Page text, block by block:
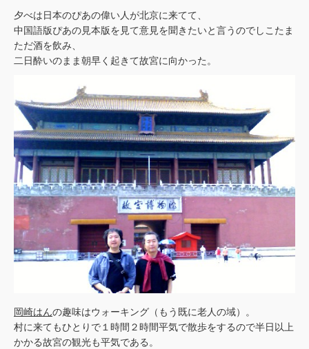
夕べは日本のぴあの偉い人が北京に来てて、
中国語版ぴあの見本版を見て意見を聞きたいと言うのでしこたま
ただ酒を飲み、
二日酔いのまま朝早く起きて故宮に向かった。
岡崎はんの趣味はウォーキング（もう既に老人の域）。
村に来てもひとりで１時間２時間平気で散歩をするので半日以上
かかる故宮の観光も平気である。